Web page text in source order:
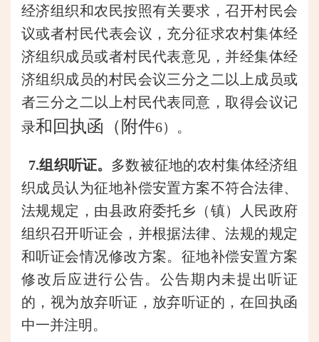
经济组织和农民按照有关要求，召开村民会
议或者村民代表会议，充分征求农村集体经
济组织成员或者村民代表意见，并经集体经
济组织成员的村民会议三分之二以上成员或
者三分之二以上村民代表同意，取得会议记
录和回执函（附件6）。
7.组织听证。 多数被征地的农村集体经济组
织成员认为征地补偿安置方案不符合法律、
法规规定， 由县政府委托乡（镇）人民政府
组织召开听证会，并根据法律、法规的规定
和听证会情况修改方案。征地补偿安置方案
修改后应进行公告。公告期内未提出听证
的，视为放弃听证，放弃听证的，在回执函
中一并注明。